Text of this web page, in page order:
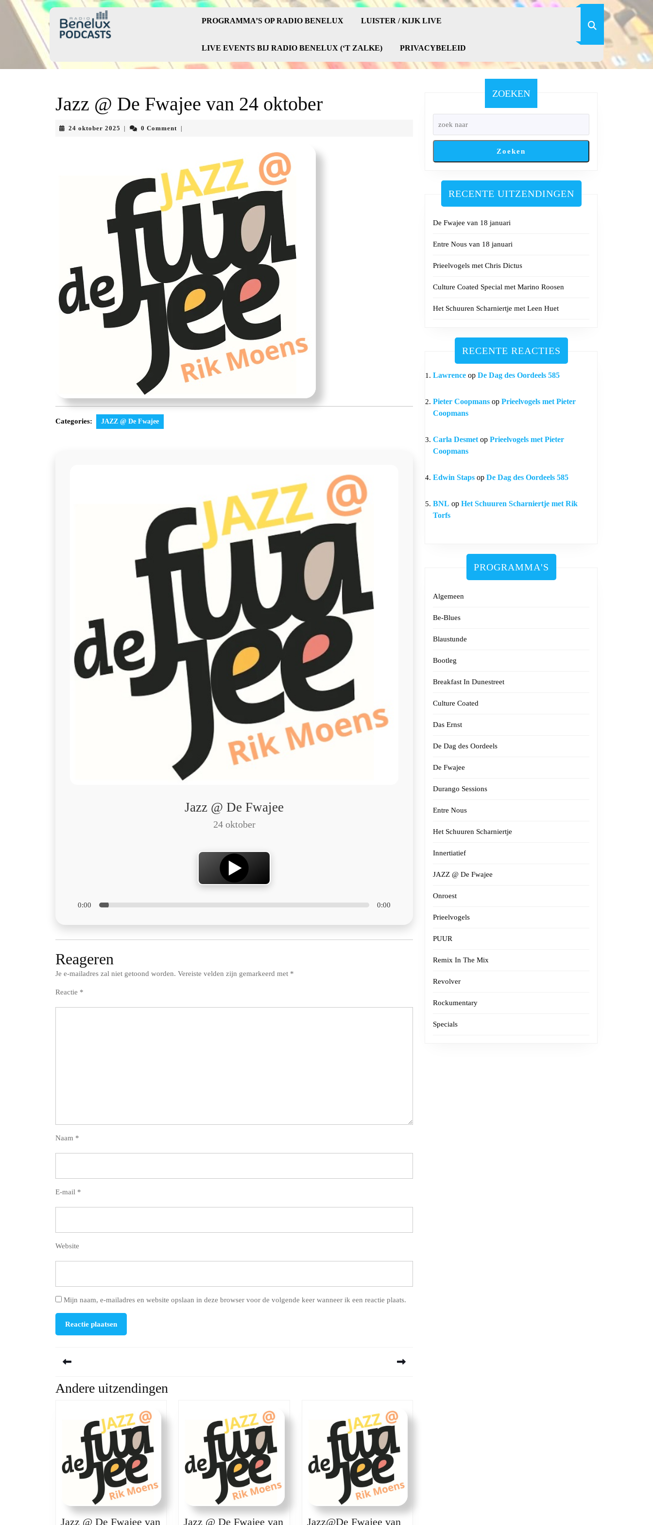
Skip
PROGRAMMA’S OP RADIO BENELUX LUISTER / KIJK LIVE
LIVE EVENTS BIJ RADIO BENELUX (‘T ZALKE) PRIVACYBELEID
Jazz @ De Fwajee van 24 oktober
24 oktober 2025 24
0 Comment
Categories: JAZZ @ De Fwajee
Jazz @ De Fwajee
24 oktober
0:00 0:00
Reageren
Je e-mailadres zal niet getoond worden. Vereiste velden zijn gemarkeerd met *
Reactie *
Naam *
E-mail *
Website
Mijn naam, e-mailadres en website opslaan in deze browser voor de volgende keer wanneer ik een reactie plaats.
Previous
Andere uitzendingen
Jazz @ De Fwajee van
Jazz @ De Fwajee van
Jazz@De Fwajee van
ZOEKEN
Zoeken
RECENTE UITZENDINGEN
De Fwajee van 18 januari
Entre Nous van 18 januari
Prieelvogels met Chris Dictus
Culture Coated Special met Marino Roosen
Het Schuuren Scharniertje met Leen Huet
RECENTE REACTIES
Lawrence op De Dag des Oordeels 585
Pieter Coopmans op Prieelvogels met Pieter
Coopmans
Carla Desmet op Prieelvogels met Pieter
Coopmans
Edwin Staps op De Dag des Oordeels 585
BNL op Het Schuuren Scharniertje met Rik
Torfs
PROGRAMMA'S
Algemeen
Be-Blues
Blaustunde
Bootleg
Breakfast In Dunestreet
Culture Coated
Das Ernst
De Dag des Oordeels
De Fwajee
Durango Sessions
Entre Nous
Het Schuuren Scharniertje
Innertiatief
JAZZ @ De Fwajee
Onroest
Prieelvogels
PUUR
Remix In The Mix
Revolver
Rockumentary
Specials